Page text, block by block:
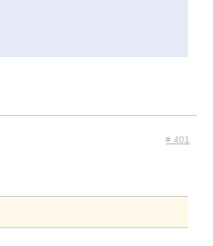
# 401